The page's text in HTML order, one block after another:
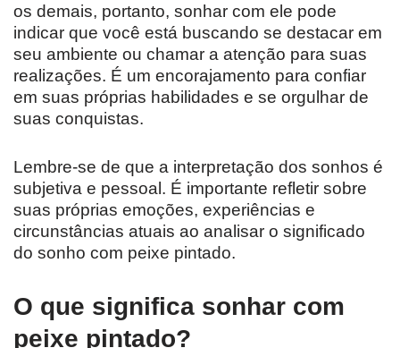
os demais, portanto, sonhar com ele pode
indicar que você está buscando se destacar em
seu ambiente ou chamar a atenção para suas
realizações. É um encorajamento para confiar
em suas próprias habilidades e se orgulhar de
suas conquistas.
Lembre-se de que a interpretação dos sonhos é
subjetiva e pessoal. É importante refletir sobre
suas próprias emoções, experiências e
circunstâncias atuais ao analisar o significado
do sonho com peixe pintado.
O que significa sonhar com
peixe pintado?